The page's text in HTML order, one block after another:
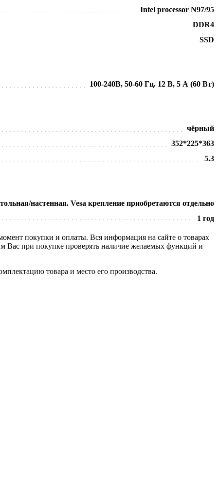
Intel processor N97/95
DDR4
SSD
100-240В, 50-60 Гц. 12 В, 5 А (60 Вт)
чёрный
352*225*363
5.3
настенная. Vesa крепление приобретаются отдельно
1 год
покупки и оплаты. Вся информация на сайте о товарах
Вас при покупке проверять наличие желаемых функций и
товара и место его производства.